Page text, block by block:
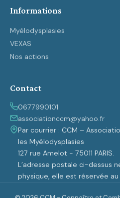
Informations
Myélodysplasies
VEXAS
Nos actions
Contact
0677990101
associationccm@yahoo.fr
Par courrier : CCM –
les Myélodysplasies
127 rue Amelot - 75011 PARIS.
L’adresse postale ci-dessus
physique, elle est réservée au